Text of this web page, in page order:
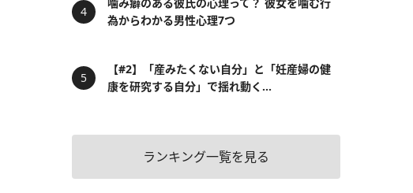
為からわかる男性心理7つ
【#2】「産みたくない自分」と「妊産婦の健
康を研究する自分」で揺れ動く...
ランキング一覧を見る